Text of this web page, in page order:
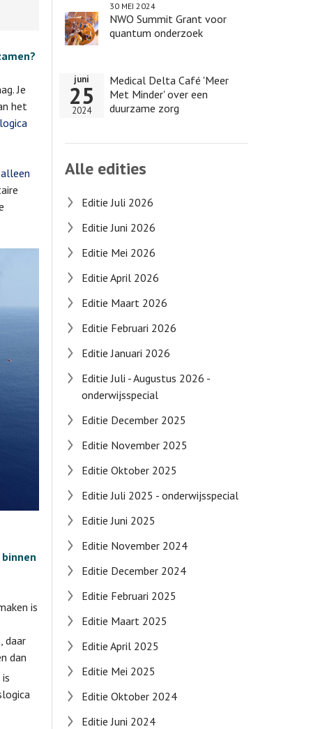
Je
het
is
daar
dan
NWO Summit Grant voor
quantum onderzoek
30 MEI 2024
Medical Delta Café 'Meer
Met Minder' over een
duurzame zorg
juni
25
2024
Alle edities
Editie Juli 2026
Editie Juni 2026
Editie Mei 2026
Editie April 2026
Editie Maart 2026
Editie Februari 2026
Editie Januari 2026
Editie Juli - Augustus 2026 -
onderwijsspecial
Editie December 2025
Editie November 2025
Editie Oktober 2025
Editie Juli 2025 - onderwijsspecial
Editie Juni 2025
Editie November 2024
Editie December 2024
Editie Februari 2025
Editie Maart 2025
Editie April 2025
Editie Mei 2025
Editie Oktober 2024
Editie Juni 2024